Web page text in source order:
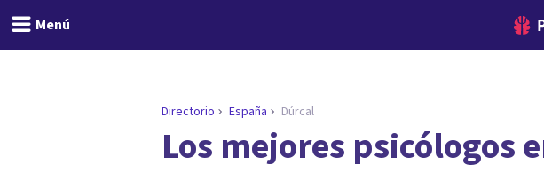
Menú
ENCONTRAR MI TERAPEUTA
¿Necesitas ayuda para encontrar el
Directorio España Dúrcal
Los mejores psicólogos